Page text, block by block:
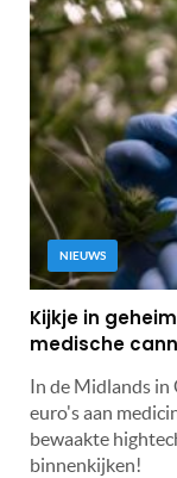
NIEUWS
Kijkje in
medische
In de Midlands
euro's aan
bewaakte
binnenkijken!